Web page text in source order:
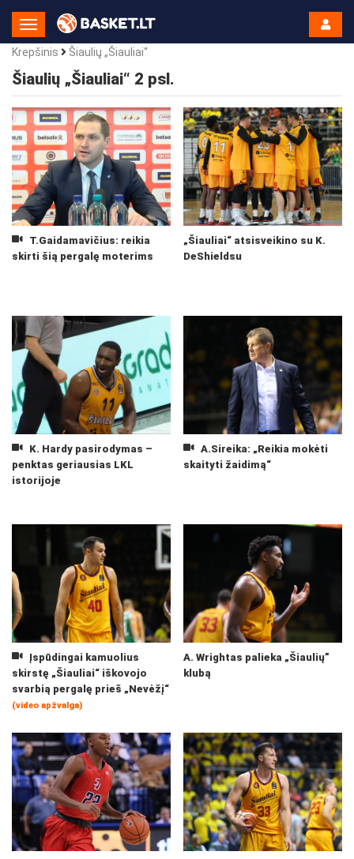
Toggle
Navigation
Krepšinis
Šiaulių „Šiauliai“
Šiaulių „Šiauliai“ 2 psl.
T.Gaidamavičius: reikia
skirti šią pergalę moterims
„Šiauliai“ atsisveikino su K.
DeShieldsu
K. Hardy pasirodymas –
penktas geriausias LKL
istorijoje
A.Sireika: „Reikia mokėti
skaityti žaidimą“
Įspūdingai kamuolius
skirstę „Šiauliai“ iškovojo
svarbią pergalę prieš „Nevėžį“
(video apžvalga)
A. Wrightas palieka „Šiaulių”
klubą